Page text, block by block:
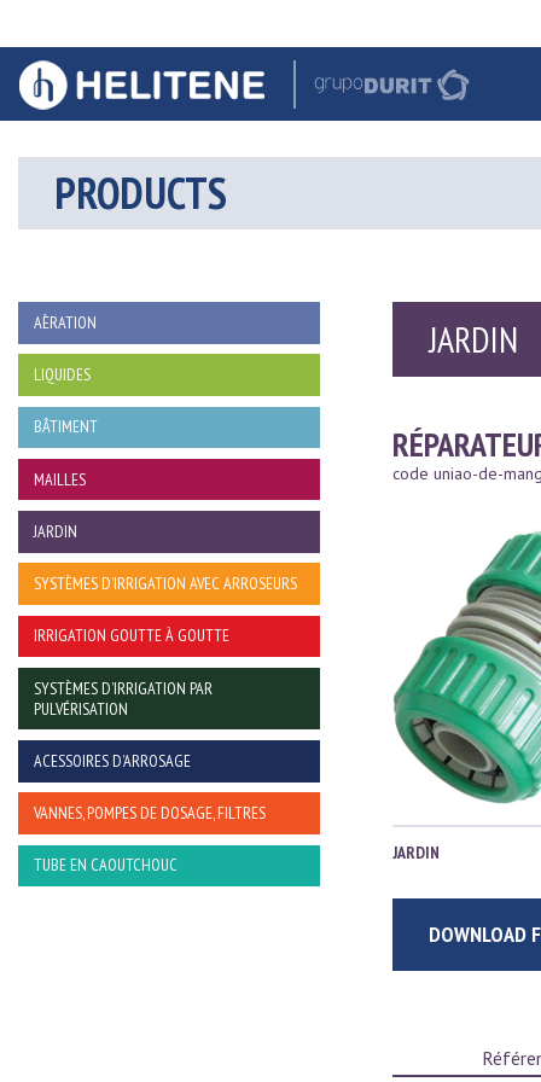
PRODUCTS
AÈRATION
LIQUIDES
BÂTIMENT
MAILLES
JARDIN
SYSTÈMES D’IRRIGATION AVEC ARROSEURS
IRRIGATION GOUTTE À GOUTTE
SYSTÈMES D’IRRIGATION PAR
PULVÉRISATION
ACESSOIRES D’ARROSAGE
VANNES, POMPES DE DOSAGE, FILTRES
TUBE EN CAOUTCHOUC
JARDIN
code uniao-de-
JARDIN
DOWNLOAD